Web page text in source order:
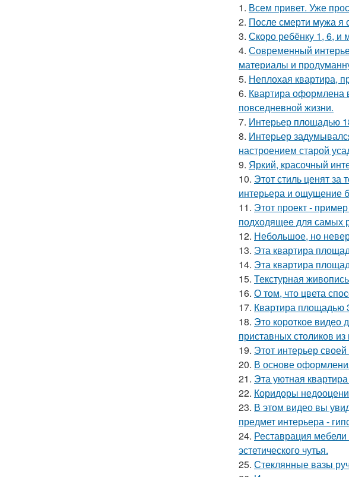
1. Всем привет. Уже
2. После смерти мужа я
3. Скоро ребёнку 1, 6, и
4. Современный
материалы и
5. Неплохая квартира,
6. Квартира оформлена
повседневной жизни.
7. Интерьер площадью
8. Интерьер
настроением старой
9. Яркий, красочный
10. Этот стиль ценят за
интерьера и ощущение
11. Этот проект -
подходящее для самых
12. Небольшое, но
13. Эта квартира
14. Эта квартира
15. Текстурная
16. О том, что цвета
17. Квартира площадью
18. Это короткое видео
приставных столиков из
19. Этот интерьер
20. В основе
21. Эта уютная
22. Коридоры
23. В этом видео вы
предмет интерьера -
24. Реставрация мебели
эстетического чутья.
25. Стеклянные вазы